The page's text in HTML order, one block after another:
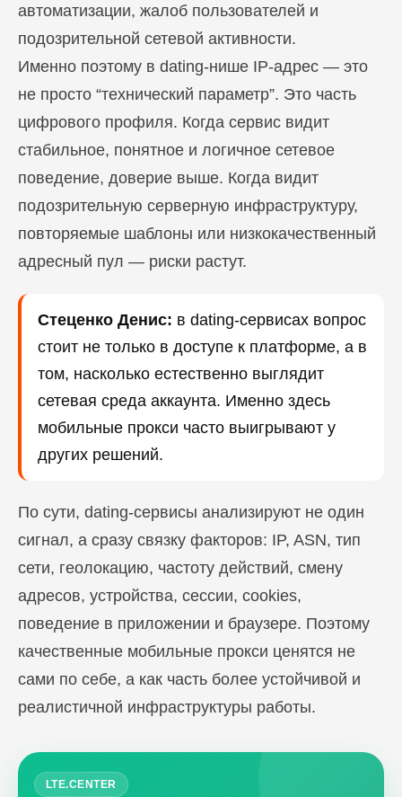
автоматизации, жалоб пользователей и
подозрительной сетевой активности.
Именно поэтому в dating-нише IP-адрес — это
не просто “технический параметр”. Это часть
цифрового профиля. Когда сервис видит
стабильное, понятное и логичное сетевое
поведение, доверие выше. Когда видит
подозрительную серверную инфраструктуру,
повторяемые шаблоны или низкокачественный
адресный пул — риски растут.
Стеценко Денис: в dating-сервисах вопрос
стоит не только в доступе к платформе, а в
том, насколько естественно выглядит
сетевая среда аккаунта. Именно здесь
мобильные прокси часто выигрывают у
других решений.
По сути, dating-сервисы анализируют не один
сигнал, а сразу связку факторов: IP, ASN, тип
сети, геолокацию, частоту действий, смену
адресов, устройства, сессии, cookies,
поведение в приложении и браузере. Поэтому
качественные мобильные прокси ценятся не
сами по себе, а как часть более устойчивой и
реалистичной инфраструктуры работы.
LTE.CENTER